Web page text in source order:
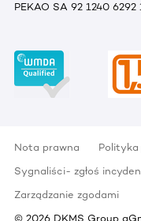
PEKAO SA 92 1240
Nota prawna
Sygnaliści- zgłoś
Zarządzanie zgodami
© 2026 DKMS Group